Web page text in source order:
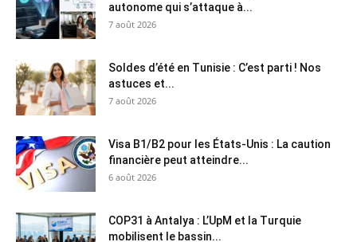
autonome qui s’attaque à...
7 août 2026
Soldes d’été en Tunisie : C’est parti ! Nos
astuces et...
7 août 2026
Visa B1/B2 pour les États-Unis : La caution
financière peut atteindre...
6 août 2026
COP31 à Antalya : L’UpM et la Turquie
mobilisent le bassin...